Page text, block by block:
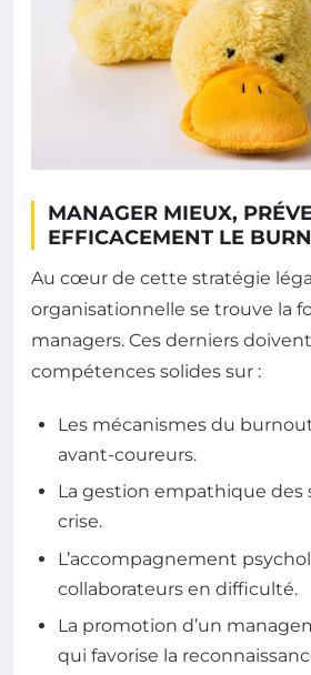
MANAGER MIEUX,
EFFICACEMENT LE
Au cœur de cette stratégie
organisationnelle se trouve la
managers. Ces derniers
compétences solides sur :
Les mécanismes du
avant-coureurs.
La gestion empathique des
crise.
L’accompagnement
collaborateurs en difficulté.
La promotion d’un
qui favorise la